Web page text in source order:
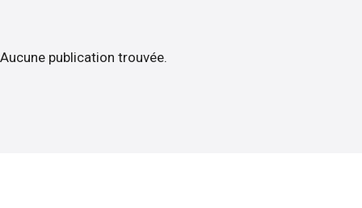
Aucune publication trouvée.